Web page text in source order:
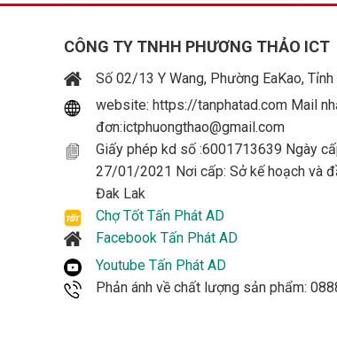
CÔNG TY TNHH PHƯƠNG THẢO ICT
Số 02/13 Y Wang, Phường EaKao,
website: https://tanphatad.com Mail
đơn:ictphuongthao@gmail.com
Giấy phép kd số :6001713639 Ngày
27/01/2021 Nơi cấp: Sở kế hoạch và
Đak Lak
Chợ Tốt Tấn Phát AD
Facebook Tấn Phát AD
Youtube Tấn Phát AD
Phản ánh về chất lượng sản phẩm: